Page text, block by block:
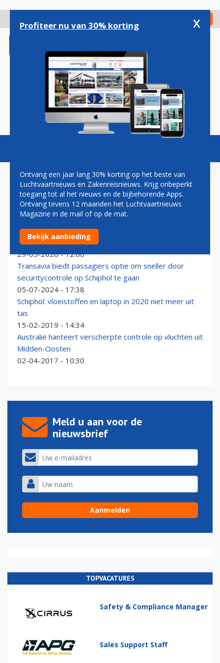
gaan
Check in
Magazine Podcasts Vacatures
VEILIGHEIDSCONTROLE
Flesje drinken en laptop mogen straks in de tas blijven
op Brussels Airport
29-05-2026 - 12:06
Transavia biedt passagiers optie om sneller door
securitycontrole op Schiphol te gaan
05-07-2024 - 17:38
Schiphol: vloeistoffen en laptop in 2020 niet meer uit
tas
15-02-2019 - 14:34
Australië hanteert verscherpte controle op vluchten uit
Midden-Oosten
02-04-2017 - 10:30
Meld u aan voor de
nieuwsbrief
TOPVACATURES
Safety & Compliance Manager
Sales Support Staff
Profiteer nu van 30% korting x
Ontvang een jaar lang 30% korting op het beste van
Luchtvaartnieuws en Zakenreisnieuws. Krijg onbeperkt
toegang tot al het nieuws en de bijbehorende Apps.
Ontvang tevens 12 maanden het Luchtvaartnieuws
Magazine in de mail of op de mat.
Bekijk aanbieding